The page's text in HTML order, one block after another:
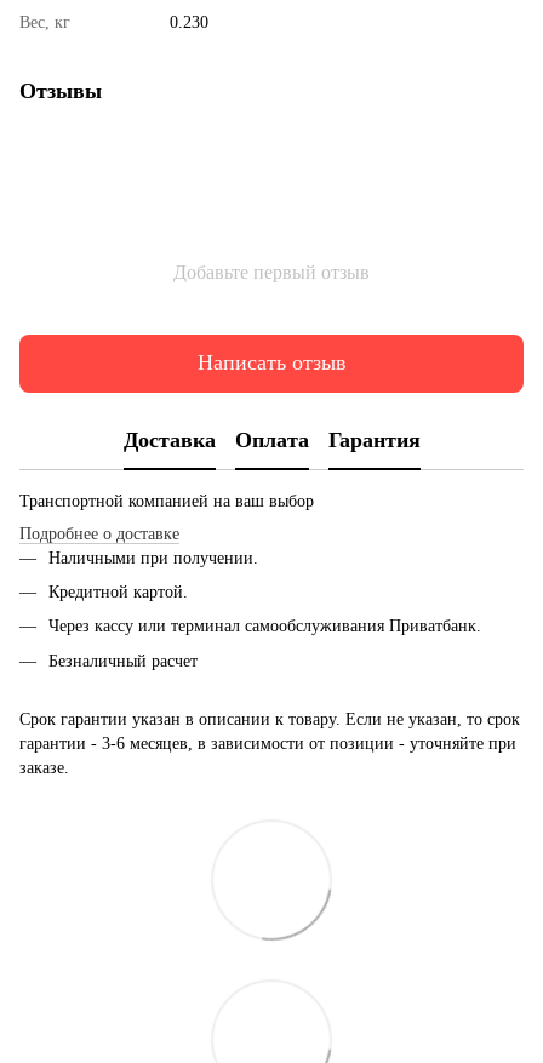
Вес, кг 0.230
Отзывы
Добавьте первый отзыв
Написать отзыв
Доставка Оплата Гарантия
Транспортной компанией на ваш выбор
Подробнее о доставке
Наличными при получении.
Кредитной картой.
Через кассу или терминал самообслуживания Приватбанк.
Безналичный расчет
Срок гарантии указан в описании к товару. Если не указан, то срок
гарантии - 3-6 месяцев, в зависимости от позиции - уточняйте при
заказе.